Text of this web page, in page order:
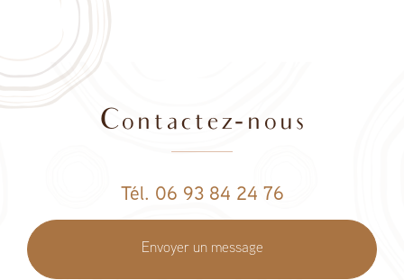
Contactez-nous
Tél. 06 93 84 24 76
Envoyer un message